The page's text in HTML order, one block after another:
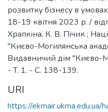
розвитку бізнесу в
18-19 квітня 2023 р. /
Храпкіна, К. В. Пічик ;
"Києво-Могилянська
Видавничий дім "Києво-
- T. 1. - C. 138-139.
URI
https://